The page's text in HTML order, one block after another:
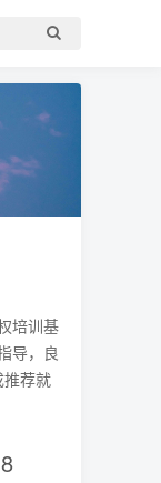
培训基
导，良
荐就
8